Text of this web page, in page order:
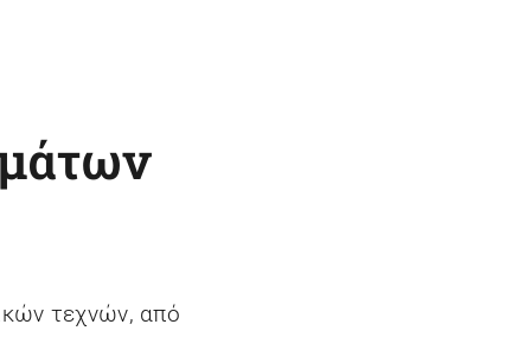
τεχνών, από